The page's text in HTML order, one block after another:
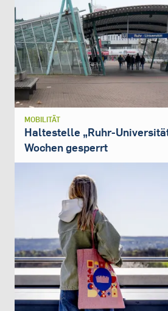
MOBILITÄT
Haltestelle „Ruhr-
Wochen gesperrt